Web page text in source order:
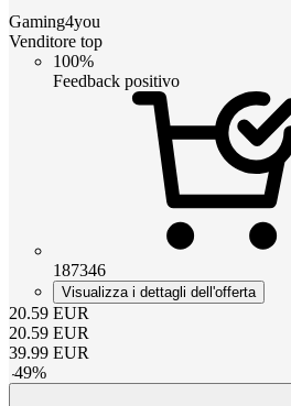
Gaming4you
Venditore top
100%
Feedback positivo
187346
Visualizza i dettagli dell'offerta
20.59 EUR
20.59 EUR
39.99 EUR
-49%